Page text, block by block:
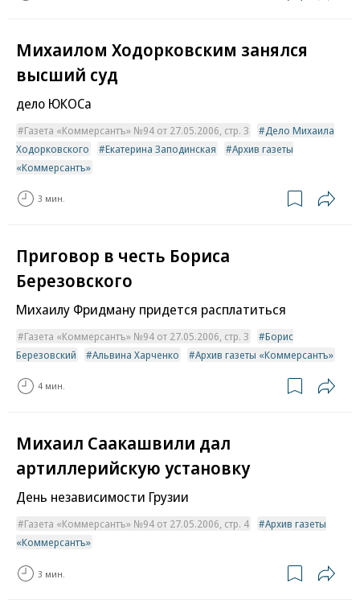
Михаилом Ходорковским занялся
высший суд
дело ЮКОСа
Газета «Коммерсантъ» №94 от 27.05.2006, стр. 3
Дело Михаила
Ходорковского
Екатерина Заподинская
Архив газеты
«Коммерсантъ»
3 мин.
Приговор в честь Бориса
Березовского
Михаилу Фридману придется расплатиться
Газета «Коммерсантъ» №94 от 27.05.2006, стр. 3
Борис
Березовский
Альвина Харченко Архив газеты «Коммерсантъ»
4 мин.
Михаил Саакашвили дал
артиллерийскую установку
День независимости Грузии
Газета «Коммерсантъ» №94 от 27.05.2006, стр. 4
Архив газеты
«Коммерсантъ»
3 мин.